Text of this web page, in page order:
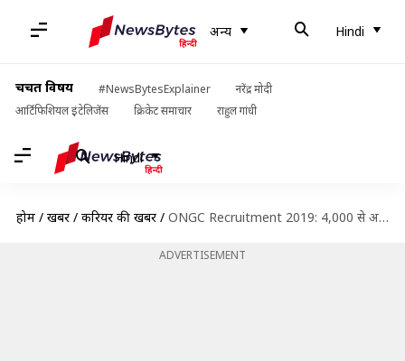
अन्य Hindi
चर्चित विषय #NewsBytesExplainer
नरेंद्र मोदी
आर्टिफिशियल इंटेलिजेंस
क्रिकेट समाचार राहुल गांधी
Hindi
होम / खबरें / करियर की खबरें / ONGC Recruitment 2019: 4,000 से अधिक पदों पर निकली भर्ती, जानें विवरण
ADVERTISEMENT